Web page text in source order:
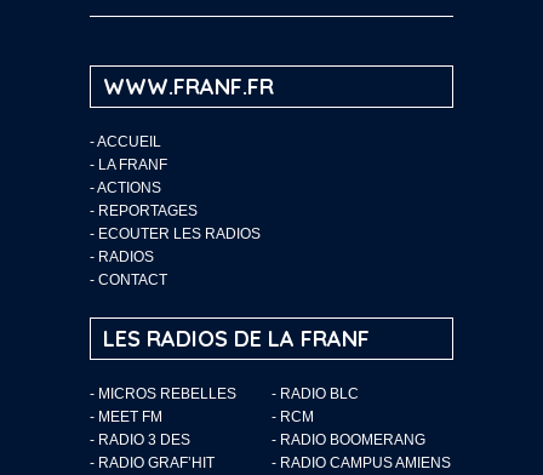
WWW.FRANF.FR
-ACCUEIL
- LA FRANF
-ACTIONS
- REPORTAGES
- ECOUTER LES RADIOS
- RADIOS
- CONTACT
LES RADIOS DE LA FRANF
- MICROS REBELLES
- RADIO BLC
- MEET FM
- RCM
- RADIO 3 DES
- RADIO BOOMERANG
- RADIO GRAF’HIT
- RADIO CAMPUS AMIENS